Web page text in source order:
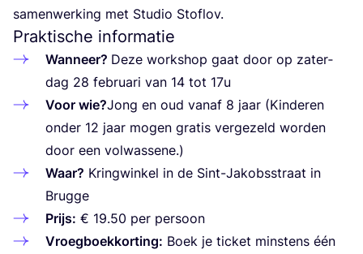
samen­wer­king met Stu­dio Stoflov.
Praktische informatie
Wan­neer? Deze work­shop gaat door op zater­
dag 28 febru­a­ri van 14 tot 17u
Voor wie?Jong en oud van­af 8 jaar (Kin­de­ren
onder 12 jaar mogen gra­tis ver­ge­zeld wor­den
door een volwassene.)
Waar? Kring­win­kel in de Sint-Jakobs­straat in
Brugge
Prijs: € 19.50 per persoon
Vroeg­boek­kor­ting: Boek je tic­ket min­stens één